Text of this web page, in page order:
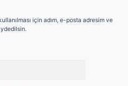
için adım, e-posta adresim ve